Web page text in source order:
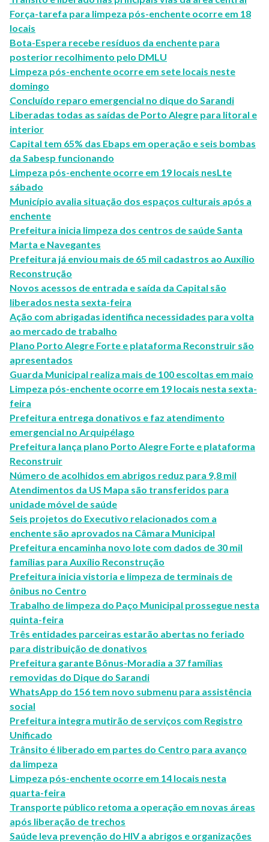
Força-tarefa para limpeza pós-enchente ocorre em 18
locais
Bota-Espera recebe resíduos da enchente para
posterior recolhimento pelo DMLU
Limpeza pós-enchente ocorre em sete locais neste
domingo
Concluído reparo emergencial no dique do Sarandi
Liberadas todas as saídas de Porto Alegre para litoral e
interior
Capital tem 65% das Ebaps em operação e seis bombas
da Sabesp funcionando
Limpeza pós-enchente ocorre em 19 locais nesLte
sábado
Município avalia situação dos espaços culturais após a
enchente
Prefeitura inicia limpeza dos centros de saúde Santa
Marta e Navegantes
Prefeitura já enviou mais de 65 mil cadastros ao Auxílio
Reconstrução
Novos acessos de entrada e saída da Capital são
liberados nesta sexta-feira
Ação com abrigadas identifica necessidades para volta
ao mercado de trabalho
Plano Porto Alegre Forte e plataforma Reconstruir são
apresentados
Guarda Municipal realiza mais de 100 escoltas em maio
Limpeza pós-enchente ocorre em 19 locais nesta sexta-
feira
Prefeitura entrega donativos e faz atendimento
emergencial no Arquipélago
Prefeitura lança plano Porto Alegre Forte e plataforma
Reconstruir
Número de acolhidos em abrigos reduz para 9,8 mil
Atendimentos da US Mapa são transferidos para
unidade móvel de saúde
Seis projetos do Executivo relacionados com a
enchente são aprovados na Câmara Municipal
Prefeitura encaminha novo lote com dados de 30 mil
famílias para Auxílio Reconstrução
Prefeitura inicia vistoria e limpeza de terminais de
ônibus no Centro
Trabalho de limpeza do Paço Municipal prossegue nesta
quinta-feira
Três entidades parceiras estarão abertas no feriado
para distribuição de donativos
Prefeitura garante Bônus-Moradia a 37 famílias
removidas do Dique do Sarandi
WhatsApp do 156 tem novo submenu para assistência
social
Prefeitura integra mutirão de serviços com Registro
Unificado
Trânsito é liberado em partes do Centro para avanço
da limpeza
Limpeza pós-enchente ocorre em 14 locais nesta
quarta-feira
Transporte público retoma a operação em novas áreas
após liberação de trechos
Saúde leva prevenção do HIV a abrigos e organizações